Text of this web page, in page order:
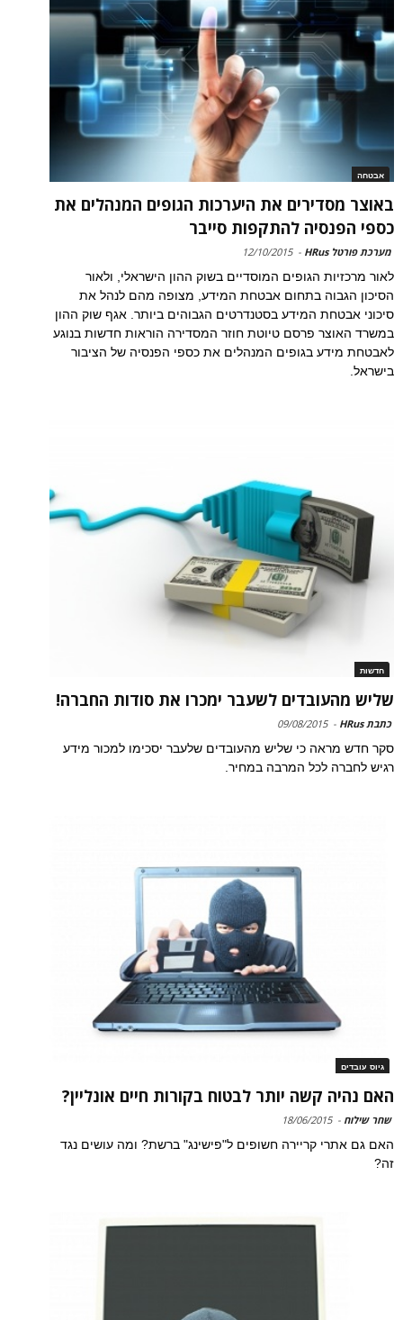
אבטחה
באוצר מסדירים את היערכות הגופים המנהלים את
כספי הפנסיה להתקפות סייבר
מערכת פורטל HRus -
12/10/2015
לאור מרכזיות הגופים המוסדיים בשוק ההון הישראלי, ולאור
הסיכון הגבוה בתחום אבטחת המידע, מצופה מהם לנהל את
סיכוני אבטחת המידע בסטנדרטים הגבוהים ביותר. אגף שוק ההון
במשרד האוצר פרסם טיוטת חוזר המסדירה הוראות חדשות בנוגע
לאבטחת מידע בגופים המנהלים את כספי הפנסיה של הציבור
בישראל.
חדשות
שליש מהעובדים לשעבר ימכרו את סודות החברה!
כתבת HRus -
09/08/2015
סקר חדש מראה כי שליש מהעובדים שלעבר יסכימו למכור מידע
רגיש לחברה לכל המרבה במחיר.
גיוס עובדים
האם נהיה קשה יותר לבטוח בקורות חיים אונליין?
שחר שילוח -
18/06/2015
האם גם אתרי קריירה חשופים ל"פישינג" ברשת? ומה עושים נגד
זה?